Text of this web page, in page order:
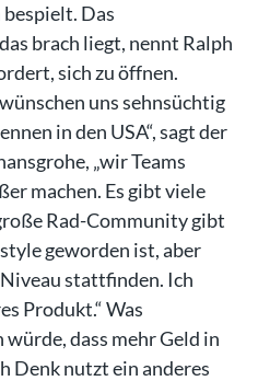
Das
brach liegt, nennt Ralph
sich zu öffnen.
uns sehnsüchtig
in den USA“, sagt der
„wir Teams
machen. Es gibt viele
Rad-Community gibt
geworden ist, aber
stattfinden. Ich
Produkt.“ Was
dass mehr Geld in
Denk nutzt ein anderes